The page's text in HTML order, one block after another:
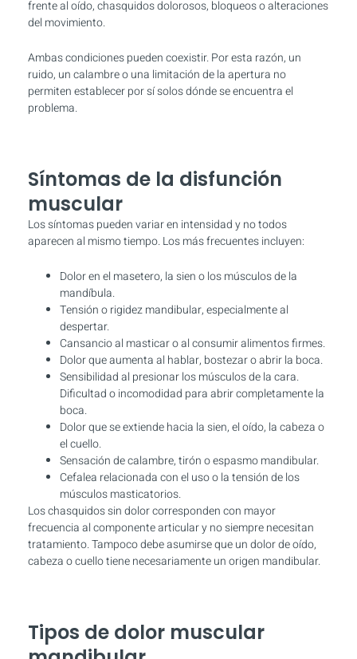
frente al oído, chasquidos dolorosos, bloqueos o alteraciones
del movimiento.
Ambas condiciones pueden coexistir. Por esta razón, un
ruido, un calambre o una limitación de la apertura no
permiten establecer por sí solos dónde se encuentra el
problema.
Síntomas de la disfunción
muscular
Los síntomas pueden variar en intensidad y no todos
aparecen al mismo tiempo. Los más frecuentes incluyen:
Dolor en el masetero, la sien o los músculos de la
mandíbula.
Tensión o rigidez mandibular, especialmente al
despertar.
Cansancio al masticar o al consumir alimentos firmes.
Dolor que aumenta al hablar, bostezar o abrir la boca.
Sensibilidad al presionar los músculos de la cara.
Dificultad o incomodidad para abrir completamente la
boca.
Dolor que se extiende hacia la sien, el oído, la cabeza o
el cuello.
Sensación de calambre, tirón o espasmo mandibular.
Cefalea relacionada con el uso o la tensión de los
músculos masticatorios.
Los chasquidos sin dolor corresponden con mayor
frecuencia al componente articular y no siempre necesitan
tratamiento. Tampoco debe asumirse que un dolor de oído,
cabeza o cuello tiene necesariamente un origen mandibular.
Tipos de dolor muscular